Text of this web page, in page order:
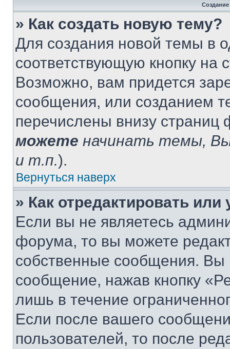
» Как создать новую тему?
Для создания новой темы в
соответствующую кнопку
Возможно, вам придется
сообщения, или созданием
перечислены внизу
можете начинать темы,
и т.п.).
Вернуться наверх
» Как отредактировать
Если вы не являетесь
форума, то вы можете
собственные сообщения. Вы
сообщение, нажав кнопку
лишь в течение
Если после вашего
пользователей, то после